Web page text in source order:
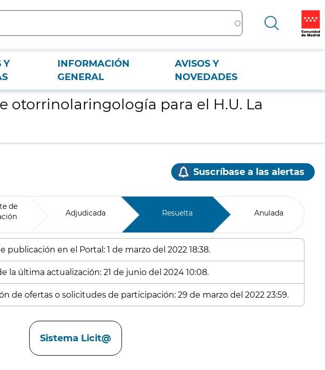
Y
INFORMACIÓN
GENERAL
AVISOS Y
NOVEDADES
otorrinolaringología para el H.U. La
Suscríbase a las alertas
de
Adjudicada Resuelta Anulada
publicación en el Portal: 1 de marzo del 2022 18:38.
la última actualización: 21 de junio del 2024 10:08.
de ofertas o solicitudes de participación: 29 de marzo del 2022 23:59.
Sistema Licit@